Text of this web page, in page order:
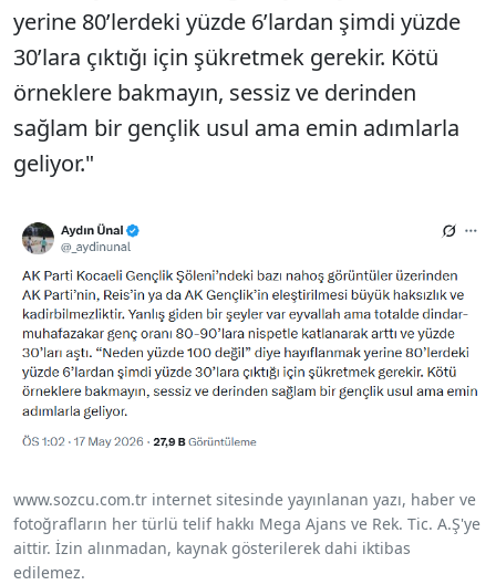
yerine 80’lerdeki yüzde 6’lardan şimdi yüzde
30’lara çıktığı için şükretmek gerekir. Kötü
örneklere bakmayın, sessiz ve derinden
sağlam bir gençlik usul ama emin adımlarla
geliyor."
www.sozcu.com.tr internet sitesinde yayınlanan yazı, haber ve
fotoğrafların her türlü telif hakkı Mega Ajans ve Rek. Tic. A.Ş'ye
aittir. İzin alınmadan, kaynak gösterilerek dahi iktibas
edilemez.